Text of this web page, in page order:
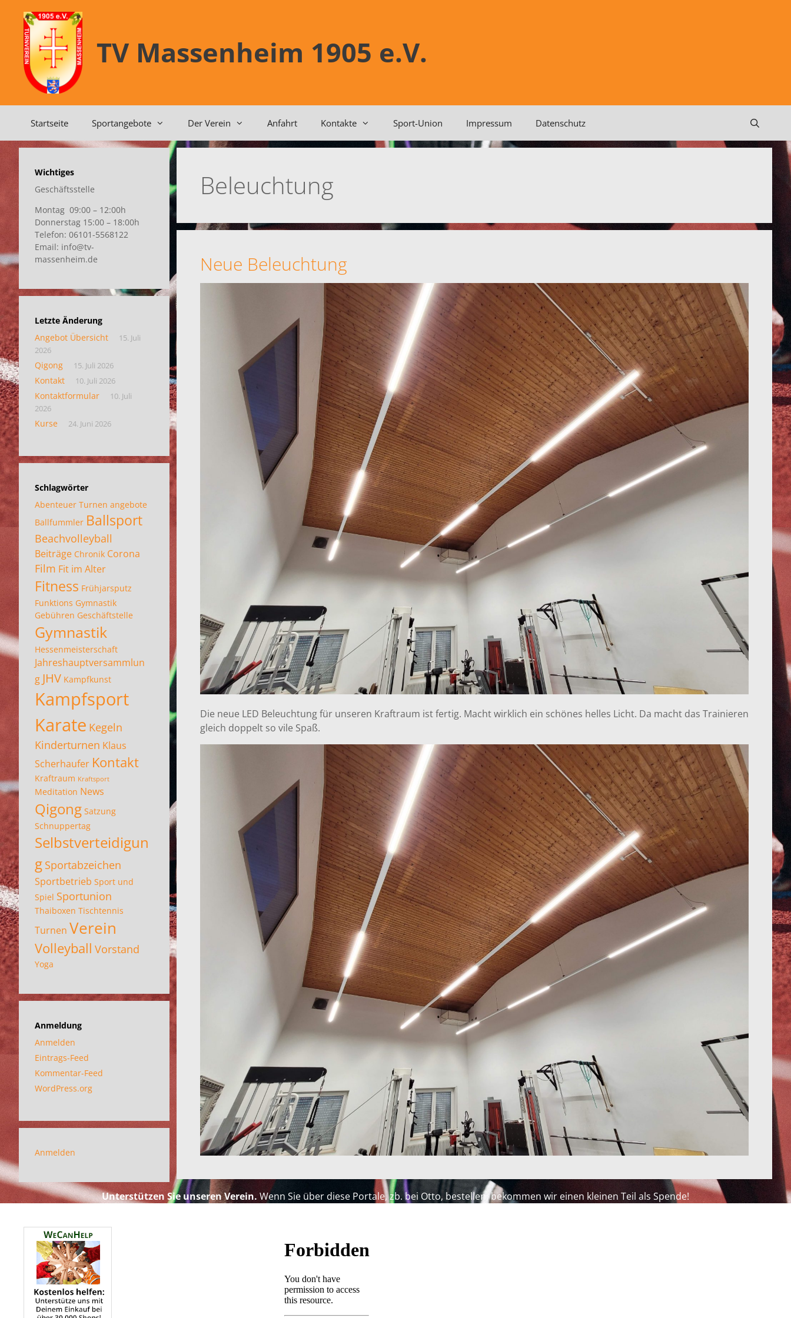
Inhalt
springen
TV Massenheim 1905 e.V.
Startseite Sportangebote Der Verein Anfahrt Kontakte Sport-Union Impressum Datenschutz
Beleuchtung
Neue Beleuchtung
Die neue LED Beleuchtung für unseren Kraftraum ist fertig. Macht wirklich ein schönes helles Licht. Da macht das Trainieren
gleich doppelt so vile Spaß.
Wichtiges
Geschäftsstelle
Montag 09:00 – 12:00h
Donnerstag 15:00 – 18:00h
Telefon: 06101-5568122
Email: info@tv-
massenheim.de
Letzte Änderung
Angebot Übersicht
15. Juli
2026
Qigong 15. Juli 2026
Kontakt 10. Juli 2026
Kontaktformular
10. Juli
2026
Kurse 24. Juni 2026
Schlagwörter
Abenteuer Turnen angebote
Ballfummler Ballsport
Beachvolleyball
Beiträge Chronik Corona
Film Fit im Alter
Fitness Frühjarsputz
Funktions Gymnastik
Gebühren Geschäftstelle
Gymnastik
Hessenmeisterschaft
Jahreshauptversammlun
g JHV Kampfkunst
Kampfsport
Karate Kegeln
Kinderturnen Klaus
Scherhaufer Kontakt
Kraftraum Kraftsport
Meditation News
Qigong Satzung
Schnuppertag
Selbstverteidigun
g Sportabzeichen
Sportbetrieb Sport und
Spiel Sportunion
Thaiboxen Tischtennis
Turnen Verein
Volleyball Vorstand
Yoga
Anmeldung
Anmelden
Eintrags-Feed
Kommentar-Feed
WordPress.org
Anmelden
Unterstützen Sie unseren Verein. Wenn Sie über diese Portale, zb. bei Otto, bestellen, bekommen wir einen kleinen Teil als Spende!